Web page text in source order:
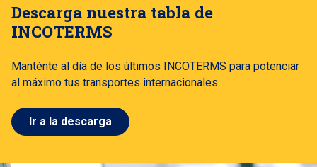
Descarga nuestra tabla de
INCOTERMS
Manténte al día de los últimos INCOTERMS para potenciar
al máximo tus transportes internacionales
Ir a la descarga